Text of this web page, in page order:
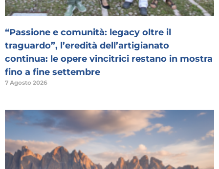
“Passione e comunità: legacy oltre il
traguardo”, l’eredità dell’artigianato
continua: le opere vincitrici restano in mostra
fino a fine settembre
7 Agosto 2026